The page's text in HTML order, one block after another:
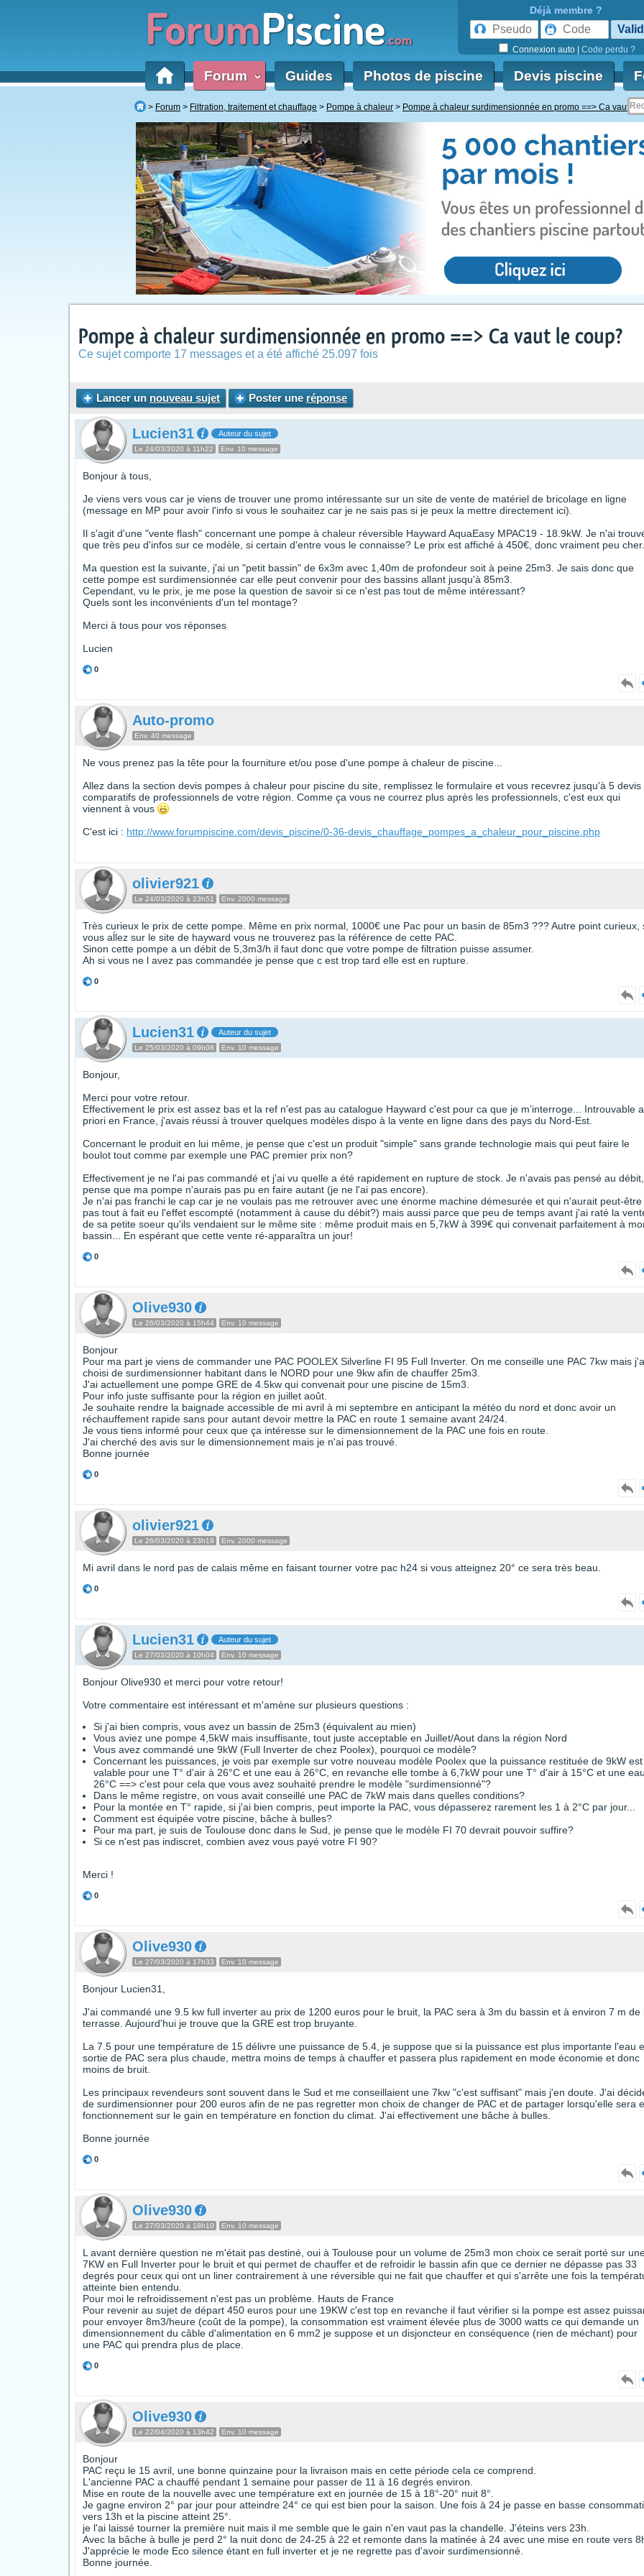
ForumPiscine.com
Déjà membre ?
Connexion auto Code perdu ?
Forum ‹ Guides Photos de piscine Devis piscine
Forum Filtration, traitement et chauffage Pompe à chaleur Pompe à chaleur surdimensionnée en promo ==> Ca vaut le
Pompe à chaleur surdimensionnée en promo ==> Ca vaut le coup?
Ce sujet comporte 17 messages et a été affiché 25.097 fois
Lancer un nouveau sujet Poster une réponse
Lucien31 Auteur du sujet
Le 24/03/2020 à 11h22 Env. 10 message
Bonjour à tous,
Je viens vers vous car je viens de trouver une promo intéressante sur un site de vente de matériel de bricolage en ligne
(message en MP pour avoir l'info si vous le souhaitez car je ne sais pas si je peux la mettre directement ici).
Il s'agit d'une "vente flash" concernant une pompe à chaleur réversible Hayward AquaEasy MPAC19 - 18.9kW. Je n'ai
que très peu d'infos sur ce modèle, si certain d'entre vous le connaisse? Le prix est affiché à 450€, donc vraiment peu cher.
Ma question est la suivante, j'ai un "petit bassin" de 6x3m avec 1,40m de profondeur soit à peine 25m3. Je sais donc que
cette pompe est surdimensionnée car elle peut convenir pour des bassins allant jusqu'à 85m3.
Cependant, vu le prix, je me pose la question de savoir si ce n'est pas tout de même intéressant?
Quels sont les inconvénients d'un tel montage?
Merci à tous pour vos réponses
Lucien
0
Auto-promo
Env. 40 message
Ne vous prenez pas la tête pour la fourniture et/ou pose d'une pompe à chaleur de piscine...
Allez dans la section devis pompes à chaleur pour piscine du site, remplissez le formulaire et vous recevrez jusqu'à 5 devis
comparatifs de professionnels de votre région. Comme ça vous ne courrez plus après les professionnels, c'est eux qui
viennent à vous
C'est ici : http://www.forumpiscine.com/devis_piscine/0-36-devis_chauffage_pompes_a_chaleur_pour_piscine.php
olivier921
Le 24/03/2020 à 23h51 Env. 2000 message
Très curieux le prix de cette pompe. Même en prix normal, 1000€ une Pac pour un basin de 85m3 ??? Autre point curieux,
vous aĺlez sur le site de hayward vous ne trouverez pas la référence de cette PAC.
Sinon cette pompe a un débit de 5,3m3/h il faut donc que votre pompe de filtration puisse assumer.
Ah si vous ne l avez pas commandée je pense que c est trop tard elle est en rupture.
0
Lucien31 Auteur du sujet
Le 25/03/2020 à 09h08 Env. 10 message
Bonjour,
Merci pour votre retour.
Effectivement le prix est assez bas et la ref n'est pas au catalogue Hayward c'est pour ca que je m’interroge... Introuvable a
priori en France, j'avais réussi à trouver quelques modèles dispo à la vente en ligne dans des pays du Nord-Est.
Concernant le produit en lui même, je pense que c'est un produit "simple" sans grande technologie mais qui peut faire le
boulot tout comme par exemple une PAC premier prix non?
Effectivement je ne l'ai pas commandé et j'ai vu quelle a été rapidement en rupture de stock. Je n'avais pas pensé au
pense que ma pompe n'aurais pas pu en faire autant (je ne l'ai pas encore).
Je n'ai pas franchi le cap car je ne voulais pas me retrouver avec une énorme machine démesurée et qui n'aurait peut-être
pas tout à fait eu l'effet escompté (notamment à cause du débit?) mais aussi parce que peu de temps avant j'ai raté la
de sa petite soeur qu'ils vendaient sur le même site : même produit mais en 5,7kW à 399€ qui convenait parfaitement à
bassin... En espérant que cette vente ré-apparaîtra un jour!
0
Olive930
Le 26/03/2020 à 15h44 Env. 10 message
Bonjour
Pour ma part je viens de commander une PAC POOLEX Silverline FI 95 Full Inverter. On me conseille une PAC 7kw mais
choisi de surdimensionner habitant dans le NORD pour une 9kw afin de chauffer 25m3.
J'ai actuellement une pompe GRE de 4.5kw qui convenait pour une piscine de 15m3.
Pour info juste suffisante pour la région en juillet août.
Je souhaite rendre la baignade accessible de mi avril à mi septembre en anticipant la météo du nord et donc avoir un
réchauffement rapide sans pour autant devoir mettre la PAC en route 1 semaine avant 24/24.
Je vous tiens informé pour ceux que ça intéresse sur le dimensionnement de la PAC une fois en route.
J'ai cherché des avis sur le dimensionnement mais je n'ai pas trouvé.
Bonne journée
0
olivier921
Le 26/03/2020 à 23h19 Env. 2000 message
Mi avril dans le nord pas de calais même en faisant tourner votre pac h24 si vous atteignez 20° ce sera très beau.
0
Lucien31 Auteur du sujet
Le 27/03/2020 à 10h04 Env. 10 message
Bonjour Olive930 et merci pour votre retour!
Votre commentaire est intéressant et m'amène sur plusieurs questions :
Si j'ai bien compris, vous avez un bassin de 25m3 (équivalent au mien)
Vous aviez une pompe 4,5kW mais insuffisante, tout juste acceptable en Juillet/Aout dans la région Nord
Vous avez commandé une 9kW (Full Inverter de chez Poolex), pourquoi ce modèle?
Concernant les puissances, je vois par exemple sur votre nouveau modèle Poolex que la puissance restituée de 9kW est
valable pour une T° d'air à 26°C et une eau à 26°C, en revanche elle tombe à 6,7kW pour une T° d'air à 15°C et une
26°C ==> c'est pour cela que vous avez souhaité prendre le modèle "surdimensionné"?
Dans le même registre, on vous avait conseillé une PAC de 7kW mais dans quelles conditions?
Pour la montée en T° rapide, si j'ai bien compris, peut importe la PAC, vous dépasserez rarement les 1 à 2°C par jour...
Comment est équipée votre piscine, bâche à bulles?
Pour ma part, je suis de Toulouse donc dans le Sud, je pense que le modèle FI 70 devrait pouvoir suffire?
Si ce n'est pas indiscret, combien avez vous payé votre FI 90?
Merci !
0
Olive930
Le 27/03/2020 à 17h33 Env. 10 message
Bonjour Lucien31,
J'ai commandé une 9.5 kw full inverter au prix de 1200 euros pour le bruit, la PAC sera à 3m du bassin et à environ 7 m de
terrasse. Aujourd'hui je trouve que la GRE est trop bruyante.
La 7.5 pour une température de 15 délivre une puissance de 5.4, je suppose que si la puissance est plus importante l'eau
sortie de PAC sera plus chaude, mettra moins de temps à chauffer et passera plus rapidement en mode économie et donc
moins de bruit.
Les principaux revendeurs sont souvent dans le Sud et me conseillaient une 7kw "c'est suffisant" mais j'en doute. J'ai
de surdimensionner pour 200 euros afin de ne pas regretter mon choix de changer de PAC et de partager lorsqu'elle sera
fonctionnement sur le gain en température en fonction du climat. J'ai effectivement une bâche à bulles.
Bonne journée
0
Olive930
Le 27/03/2020 à 18h10 Env. 10 message
L avant dernière question ne m'était pas destiné, oui à Toulouse pour un volume de 25m3 mon choix ce serait porté sur
7KW en Full Inverter pour le bruit et qui permet de chauffer et de refroidir le bassin afin que ce dernier ne dépasse pas 33
degrés pour ceux qui ont un liner contrairement à une réversible qui ne fait que chauffer et qui s'arrête une fois la
atteinte bien entendu.
Pour moi le refroidissement n'est pas un problème. Hauts de France
Pour revenir au sujet de départ 450 euros pour une 19KW c'est top en revanche il faut vérifier si la pompe est assez
pour envoyer 8m3/heure (coût de la pompe), la consommation est vraiment élevée plus de 3000 watts ce qui demande un
dimensionnement du câble d'alimentation en 6 mm2 je suppose et un disjoncteur en conséquence (rien de méchant) pour
une PAC qui prendra plus de place.
0
Olive930
Le 22/04/2020 à 13h42 Env. 10 message
Bonjour
PAC reçu le 15 avril, une bonne quinzaine pour la livraison mais en cette période cela ce comprend.
L'ancienne PAC a chauffé pendant 1 semaine pour passer de 11 à 16 degrés environ.
Mise en route de la nouvelle avec une température ext en journée de 15 à 18°-20° nuit 8°.
Je gagne environ 2° par jour pour atteindre 24° ce qui est bien pour la saison. Une fois à 24 je passe en basse
vers 13h et la piscine atteint 25°.
je l'ai laissé tourner la première nuit mais il me semble que le gain n'en vaut pas la chandelle. J'éteins vers 23h.
Avec la bâche à bulle je perd 2° la nuit donc de 24-25 à 22 et remonte dans la matinée à 24 avec une mise en route vers
J'apprécie le mode Eco silence étant en full inverter et je ne regrette pas d'avoir surdimensionné.
Bonne journée.